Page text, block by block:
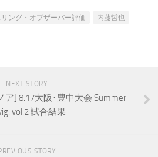
リング・オブザーバー評価
内藤哲也
NEXT STORY
ア] 8.17大阪･豊中大会 Summer
vol.2 試合結果
STORY